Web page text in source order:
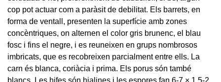
cop pot actuar com a paràsit de debilitat. Els barrets, en
forma de ventall, presenten la superfície amb zones
concèntriques, on alternen el color gris brunenc, el blau
fosc i fins el negre, i es reuneixen en grups nombrosos
imbricats, que es recobreixen parcialment entre ells. La
carn és blanca, coriàcia i prima. Els porus són també
blancs. Les hifes són hialines i les espores fan 6-7 × 1,5-2